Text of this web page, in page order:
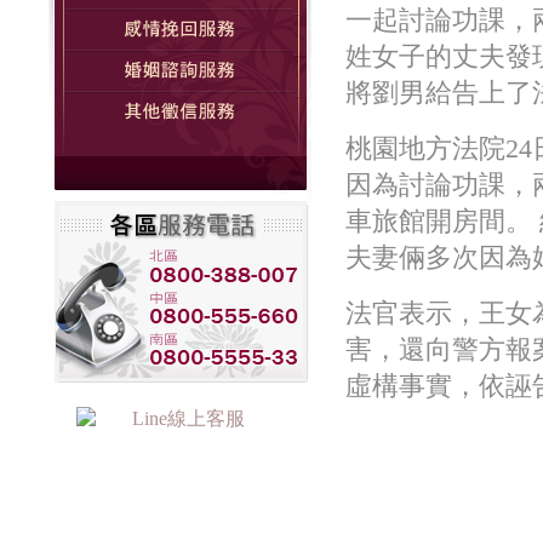
一起討論功課，
姓女子的丈夫發
將劉男給告上了
桃園地方法院
因為討論功課
車旅館開房間。
夫妻倆多次因為
法官表示，王女
害，還向警方報
虛構事實，依誣